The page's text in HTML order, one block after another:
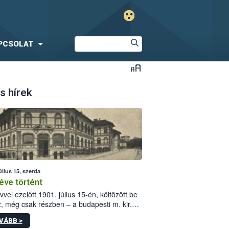
hírek
15, szerda
történt
ezelőtt 1901. július 15-én, költözött be
még csak részben – a budapesti m. kir.
állomás a Kis Rókus utca
alatti, Czigler Győző által tervezett új
>